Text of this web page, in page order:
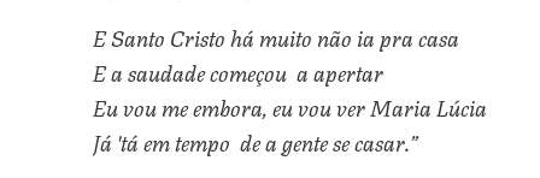
E Santo Cristo há muito não ia pra casa
E a saudade começou  a apertar
Eu vou me embora, eu vou ver Maria Lúcia
Já 'tá em tempo  de a gente se casar.”